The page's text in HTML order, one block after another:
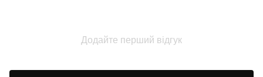
Додайте перший відгук